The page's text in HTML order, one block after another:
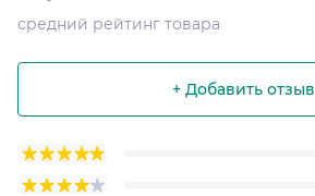
средний рейтинг товара
+ Добавить отзыв